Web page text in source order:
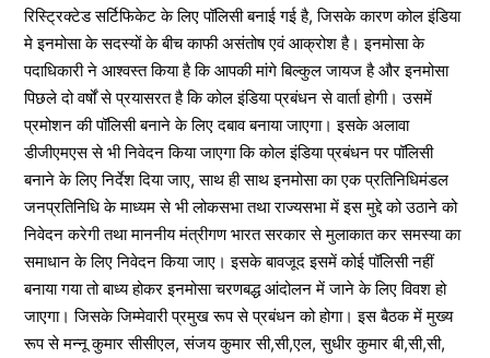
रिस्ट्रिक्टेड सर्टिफिकेट के लिए पॉलिसी बनाई गई है, जिसके कारण कोल इंडिया
मे इनमोसा के सदस्यों के बीच काफी असंतोष एवं आक्रोश है। इनमोसा के
पदाधिकारी ने आश्वस्त किया है कि आपकी मांगे बिल्कुल जायज है और इनमोसा
पिछले दो वर्षों से प्रयासरत है कि कोल इंडिया प्रबंधन से वार्ता होगी। उसमें
प्रमोशन की पॉलिसी बनाने के लिए दबाव बनाया जाएगा। इसके अलावा
डीजीएमएस से भी निवेदन किया जाएगा कि कोल इंडिया प्रबंधन पर पॉलिसी
बनाने के लिए निर्देश दिया जाए, साथ ही साथ इनमोसा का एक प्रतिनिधिमंडल
जनप्रतिनिधि के माध्यम से भी लोकसभा तथा राज्यसभा में इस मुद्दे को उठाने को
निवेदन करेगी तथा माननीय मंत्रीगण भारत सरकार से मुलाकात कर समस्या का
समाधान के लिए निवेदन किया जाए। इसके बावजूद इसमें कोई पॉलिसी नहीं
बनाया गया तो बाध्य होकर इनमोसा चरणबद्ध आंदोलन में जाने के लिए विवश हो
जाएगा। जिसके जिम्मेवारी प्रमुख रूप से प्रबंधन को होगा। इस बैठक में मुख्य
रूप से मन्नू कुमार सीसीएल, संजय कुमार सी,सी,एल, सुधीर कुमार बी,सी,सी,